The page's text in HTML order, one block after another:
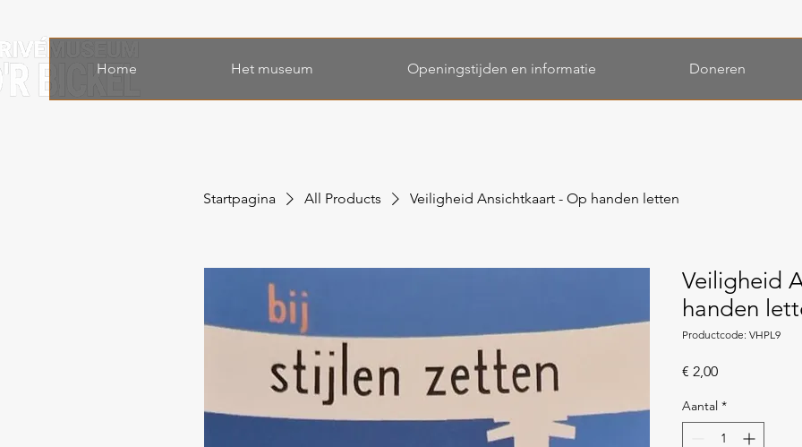
Home Het museum Openingstijden en informatie Doneren
Startpagina All Products Veiligheid Ansichtkaart - Op handen letten
Veiligheid
handen
Productcode: VHPL9
€ 2,00Prijs
Aantal *